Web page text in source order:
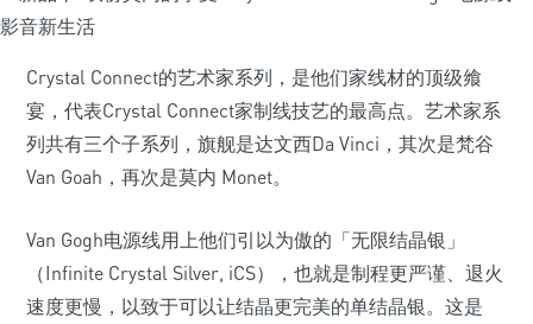
Crystal Connect的艺术家系列，是他们家线材的顶级飨
宴，代表Crystal Connect家制线技艺的最高点。艺术家系
列共有三个子系列，旗舰是达文西Da Vinci，其次是梵谷
Van Goah，再次是莫内 Monet。
Van Gogh电源线用上他们引以为傲的「无限结晶银」
（Infinite Crystal Silver, iCS），也就是制程更严谨、退火
速度更慢，以致于可以让结晶更完美的单结晶银。这是